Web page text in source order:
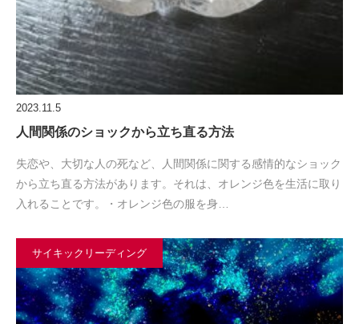
2023.11.5
人間関係のショックから立ち直る方法
失恋や、大切な人の死など、人間関係に関する感情的なショック
から立ち直る方法があります。それは、オレンジ色を生活に取り
入れることです。・オレンジ色の服を身…
サイキックリーディング